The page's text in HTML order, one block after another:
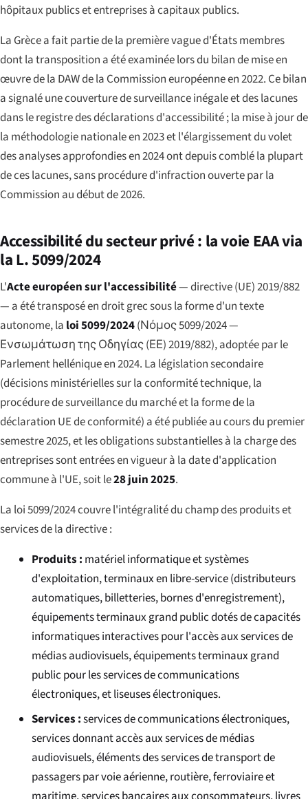
hôpitaux publics et entreprises à capitaux publics.
La Grèce a fait partie de la première vague d'États membres
dont la transposition a été examinée lors du bilan de mise en
œuvre de la DAW de la Commission européenne en 2022. Ce bilan
a signalé une couverture de surveillance inégale et des lacunes
dans le registre des déclarations d'accessibilité ; la mise à jour de
la méthodologie nationale en 2023 et l'élargissement du volet
des analyses approfondies en 2024 ont depuis comblé la plupart
de ces lacunes, sans procédure d'infraction ouverte par la
Commission au début de 2026.
Accessibilité du secteur privé : la voie EAA via
la L. 5099/2024
L'Acte européen sur l'accessibilité— directive (UE) 2019/882
— a été transposé en droit grec sous la forme d'un texte
autonome, la loi 5099/2024(Νόμος 5099/2024 —
Ενσωμάτωση της Οδηγίας (ΕΕ) 2019/882), adoptée par le
Parlement hellénique en 2024. La législation secondaire
(décisions ministérielles sur la conformité technique, la
procédure de surveillance du marché et la forme de la
déclaration UE de conformité) a été publiée au cours du premier
semestre 2025, et les obligations substantielles à la charge des
entreprises sont entrées en vigueur à la date d'application
commune à l'UE, soit le28 juin 2025.
La loi 5099/2024 couvre l'intégralité du champ des produits et
services de la directive :
Produits : matériel informatique et systèmes
d'exploitation, terminaux en libre-service (distributeurs
automatiques, billetteries, bornes d'enregistrement),
équipements terminaux grand public dotés de capacités
informatiques interactives pour l'accès aux services de
médias audiovisuels, équipements terminaux grand
public pour les services de communications
électroniques, et liseuses électroniques.
Services :services de communications électroniques,
services donnant accès aux services de médias
audiovisuels, éléments des services de transport de
passagers par voie aérienne, routière, ferroviaire et